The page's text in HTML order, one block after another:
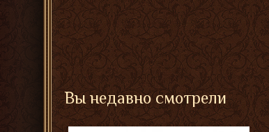
Вы недавно смотрели